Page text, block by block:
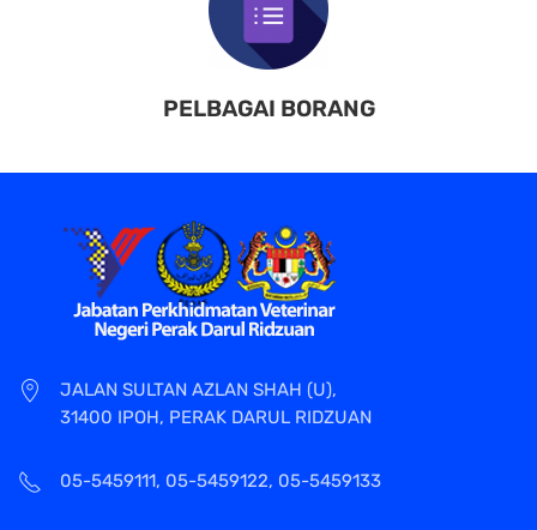
PELBAGAI BORANG
JALAN SULTAN AZLAN SHAH (U),
31400 IPOH, PERAK DARUL RIDZUAN
05-5459111, 05-5459122, 05-5459133